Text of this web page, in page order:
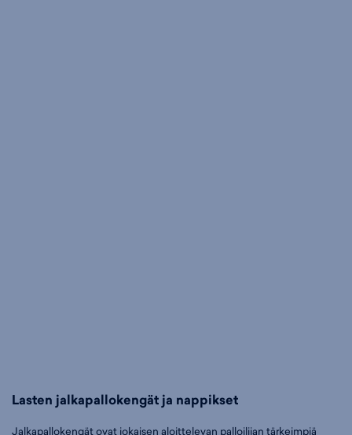
Lasten jalkapallokengät ja nappikset
Jalkapallokengät ovat jokaisen aloittelevan palloilijan tärkeimpiä